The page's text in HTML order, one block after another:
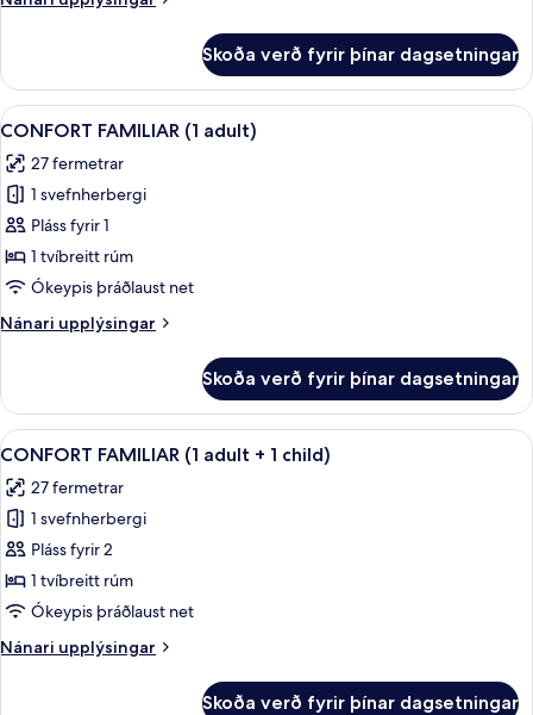
herbergi
(3
adults)
Skoða verð fyrir þínar dagsetningar
Skoða
allar
myndir
fyrir
CONFORT
FAMILIAR
(1
Míníbar, öryggishólf í herbergi,
2
CONFORT FAMILIAR (1 adult)
27 fermetrar
1 svefnherbergi
Pláss fyrir 1
1 tvíbreitt rúm
Ókeypis þráðlaust net
Nánari upplýsingar
Nánari
FAMILIAR
(1
adult)
Skoða verð fyrir þínar dagsetningar
Skoða
allar
myndir
fyrir
CONFORT
FAMILIAR
(1
+
Míníbar, öryggishólf í herbergi,
2
CONFORT FAMILIAR (1 adult + 1 child)
27 fermetrar
1 svefnherbergi
Pláss fyrir 2
1 tvíbreitt rúm
Ókeypis þráðlaust net
Nánari upplýsingar
Nánari
Skoða verð fyrir þínar dagsetningar